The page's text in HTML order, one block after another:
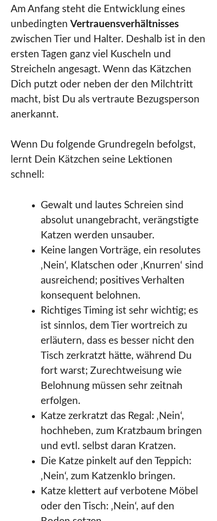
Am Anfang steht die Entwicklung eines
unbedingten Vertrauensverhältnisses
zwischen Tier und Halter. Deshalb ist in den
ersten Tagen ganz viel Kuscheln und
Streicheln angesagt. Wenn das Kätzchen
Dich putzt oder neben der den Milchtritt
macht, bist Du als vertraute Bezugsperson
anerkannt.
Wenn Du folgende Grundregeln befolgst,
lernt Dein Kätzchen seine Lektionen
schnell:
Gewalt und lautes Schreien sind
absolut unangebracht, verängstigte
Katzen werden unsauber.
Keine langen Vorträge, ein resolutes
‚Nein‘, Klatschen oder ‚Knurren‘ sind
ausreichend; positives Verhalten
konsequent belohnen.
Richtiges Timing ist sehr wichtig; es
ist sinnlos, dem Tier wortreich zu
erläutern, dass es besser nicht den
Tisch zerkratzt hätte, während Du
fort warst; Zurechtweisung wie
Belohnung müssen sehr zeitnah
erfolgen.
Katze zerkratzt das Regal: ‚Nein‘,
hochheben, zum Kratzbaum bringen
und evtl. selbst daran Kratzen.
Die Katze pinkelt auf den Teppich:
‚Nein‘, zum Katzenklo bringen.
Katze klettert auf verbotene Möbel
oder den Tisch: ‚Nein‘, auf den